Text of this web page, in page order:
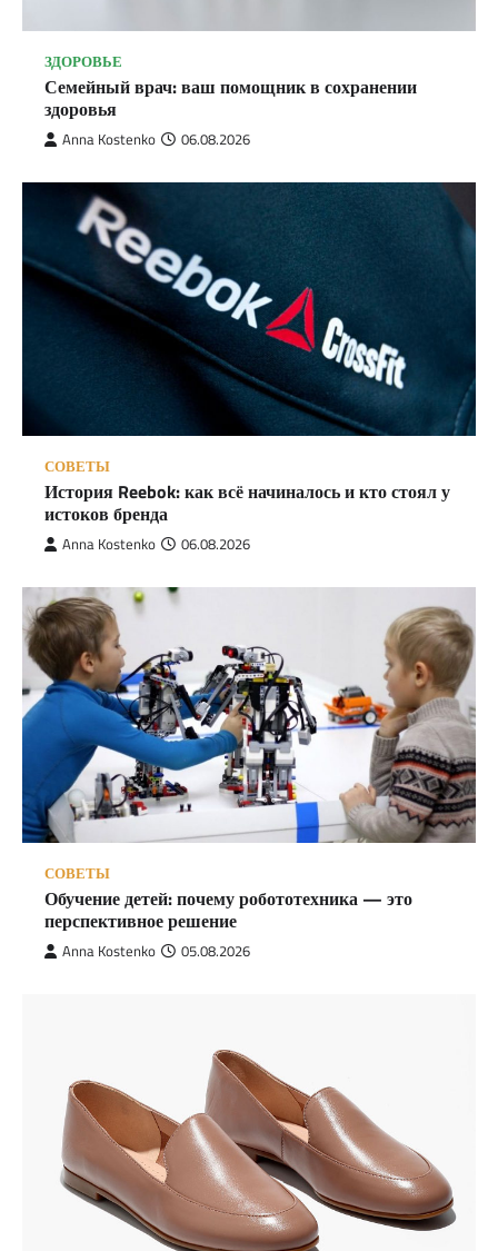
ЗДОРОВЬЕ
Семейный врач: ваш помощник в сохранении
здоровья
Anna Kostenko 06.08.2026
СОВЕТЫ
История Reebok: как всё начиналось и кто стоял у
истоков бренда
Anna Kostenko 06.08.2026
СОВЕТЫ
Обучение детей: почему робототехника — это
перспективное решение
Anna Kostenko 05.08.2026